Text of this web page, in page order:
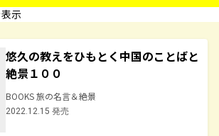
示
悠久の教えをひもとく中国のことばと
絶景１００
BOOKS 旅の名言＆絶景
2022.12.15 発売